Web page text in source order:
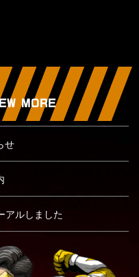
MORE
せ
アルしました